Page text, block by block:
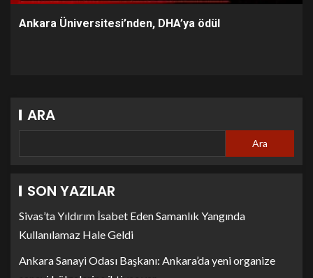
Ankara Üniversitesi’nden, DHA’ya ödül
ARA
Ara
SON YAZILAR
Sivas’ta Yıldırım İsabet Eden Samanlık Yangında
Kullanılamaz Hale Geldi
Ankara Sanayi Odası Başkanı: Ankara’da yeni organize